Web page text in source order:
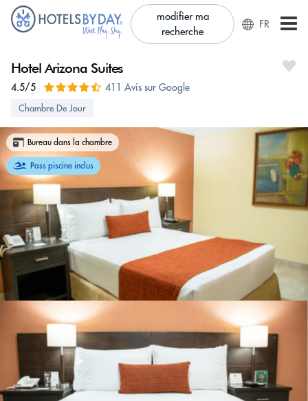
modifier ma
recherche
FR
Hotel Arizona Suites
4.5/5 411 Avis sur Google
Chambre De Jour
Bureau dans la chambre
Pass piscine inclus